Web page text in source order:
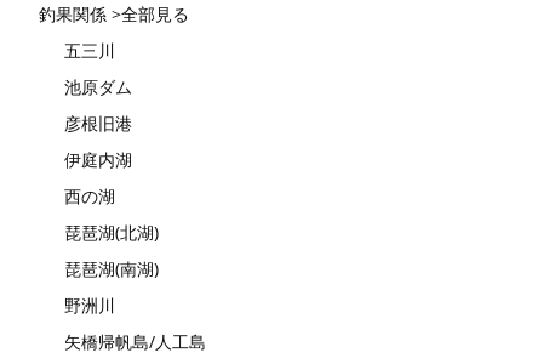
釣果関係 >全部見る
五三川
池原ダム
彦根旧港
伊庭内湖
西の湖
琵琶湖(北湖)
琵琶湖(南湖)
野洲川
矢橋帰帆島/人工島